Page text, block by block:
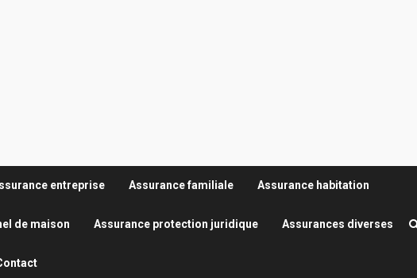
entreprise Assurance familiale Assurance habitation
de maison Assurance protection juridique Assurances diverses